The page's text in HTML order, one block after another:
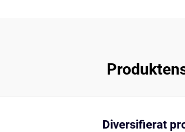
Diversifierat